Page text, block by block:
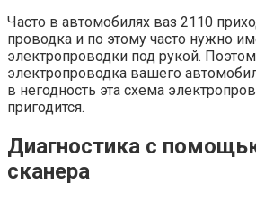
Часто в автомобилях ваз 2110
проводка и по этому часто нужно
электропроводки под рукой.
электропроводка вашего
в негодность эта схема
пригодится.
Диагностика с
сканера